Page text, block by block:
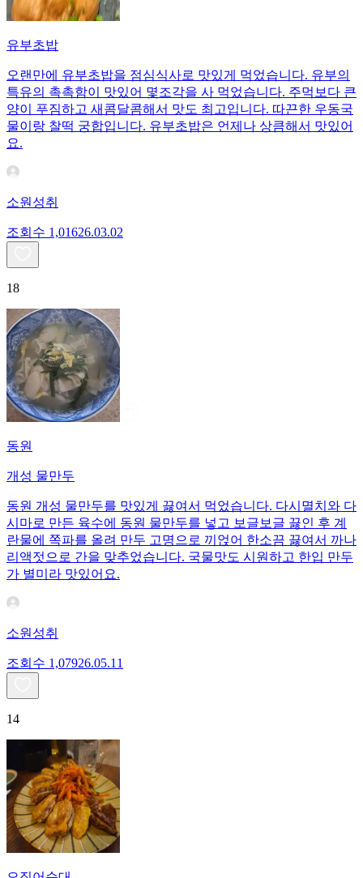
유부초밥
오랜만에 유부초밥을 점심식사로 맛있게 먹었습니다. 유부의
특유의 촉촉함이 맛있어 몇조각을 사 먹었습니다. 주먹보다 큰
양이 푸짐하고 새콤달콤해서 맛도 최고입니다. 따끈한 우동국
물이랑 찰떡 궁합입니다. 유부초밥은 언제나 상큼해서 맛있어
요.
소원성취
조회수 1,01626.03.02
18
동원
개성 물만두
동원 개성 물만두를 맛있게 끓여서 먹었습니다. 다시멸치와 다
시마로 만든 육수에 동원 물만두를 넣고 보글보글 끓인 후 계
란물에 쪽파를 올려 만두 고명으로 끼얹어 한소끔 끓여서 까나
리액젓으로 간을 맞추었습니다. 국물맛도 시원하고 한입 만두
가 별미라 맛있어요.
소원성취
조회수 1,07926.05.11
14